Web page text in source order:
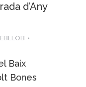
d’Any
Baix
Bones